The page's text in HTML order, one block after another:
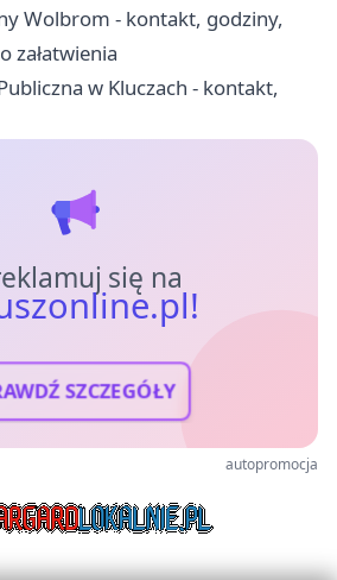
Wolbrom - kontakt, godziny,
załatwienia
w Kluczach - kontakt,
się na
SZCZEGÓŁY
autopromocja